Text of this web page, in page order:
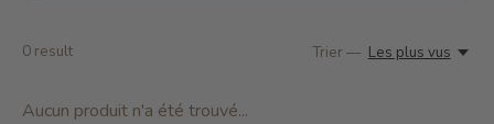
0 result Trier — Les plus vus
Aucun produit n'a été trouvé...